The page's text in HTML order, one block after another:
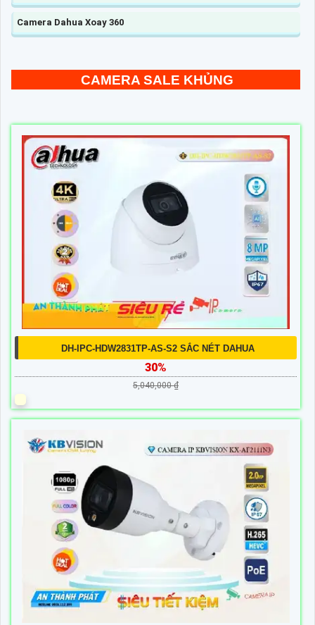
Camera Dahua Xoay 360
CAMERA SALE KHỦNG
DH-IPC-HDW2831TP-AS-S2 SẮC NÉT DAHUA
30%
5,040,000 ₫